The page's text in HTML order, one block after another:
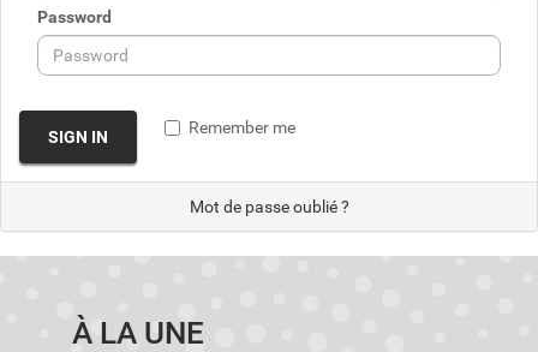
Password
SIGN IN
Remember me
Mot de passe oublié ?
À LA UNE